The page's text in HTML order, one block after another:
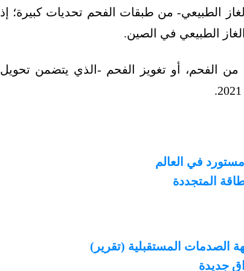
الطبيعي- من طبقات الفحم تحديات كبيرة؛ إذ
من الفحم، أو تغويز الفحم -الذي يتضمن تحويل
مستورد في العالم
المتجددة
جديدة